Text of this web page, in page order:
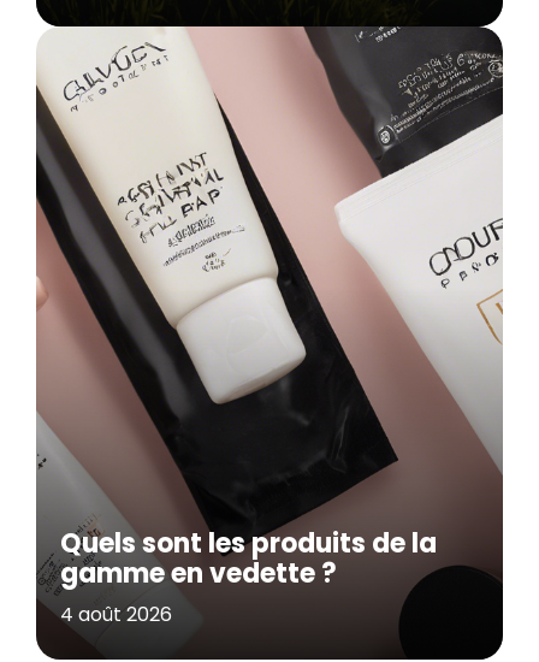
Quels sont les produits de la
gamme en vedette ?
4 août 2026